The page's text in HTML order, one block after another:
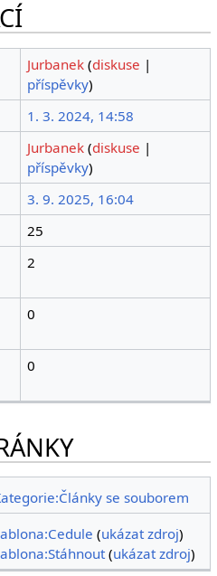
Jurbanek (diskuse |
příspěvky)
1. 3. 2024, 14:58
Jurbanek (diskuse |
příspěvky)
3. 9. 2025, 16:04
25
2
0
0
se souborem
(ukázat zdroj)
(ukázat zdroj)